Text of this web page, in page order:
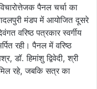
पैनल चर्चा का
मंडप में आयोजित दूसरे
वरिष्ठ पत्रकार स्वर्गीय
रही। पैनल में वरिष्ठ
डॉ. हिमांशु द्विवेदी, श्री
रहे, जबकि सत्र का